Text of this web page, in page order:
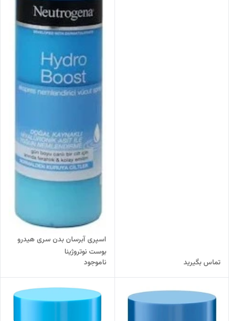
تماس بگیرید
اسپری آبرسان بدن سری هیدرو
بوست نوتروژینا
ناموجود